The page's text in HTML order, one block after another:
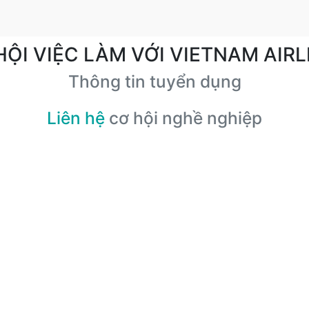
VIỆC LÀM VỚI VIETNAM
Thông tin tuyển dụng
Liên hệ cơ hội nghề nghiệp